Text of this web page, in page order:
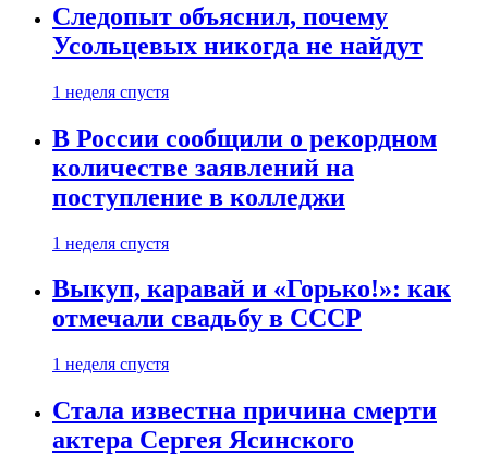
Следопыт объяснил, почему
Усольцевых никогда не найдут
1 неделя спустя
В России сообщили о рекордном
количестве заявлений на
поступление в колледжи
1 неделя спустя
Выкуп, каравай и «Горько!»: как
отмечали свадьбу в СССР
1 неделя спустя
Стала известна причина смерти
актера Сергея Ясинского